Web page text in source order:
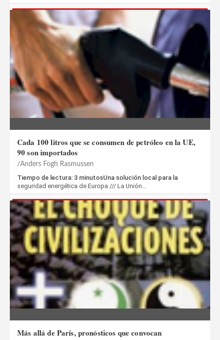
Cada 100 litros que se consumen de petróleo en la UE,
90 son importados
Anders Fogh Rasmussen
Tiempo de lectura: 3 minutosUna solución local para la
seguridad energética de Europa /// La Unión…
Más allá de París, pronósticos que convocan